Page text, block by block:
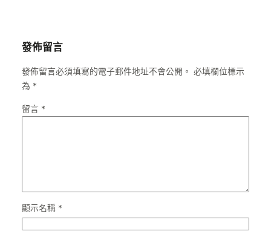
發佈留言
發佈留言必須填寫的電子郵件地址不會公開。 必填欄位標示
為 *
留言 *
顯示名稱 *